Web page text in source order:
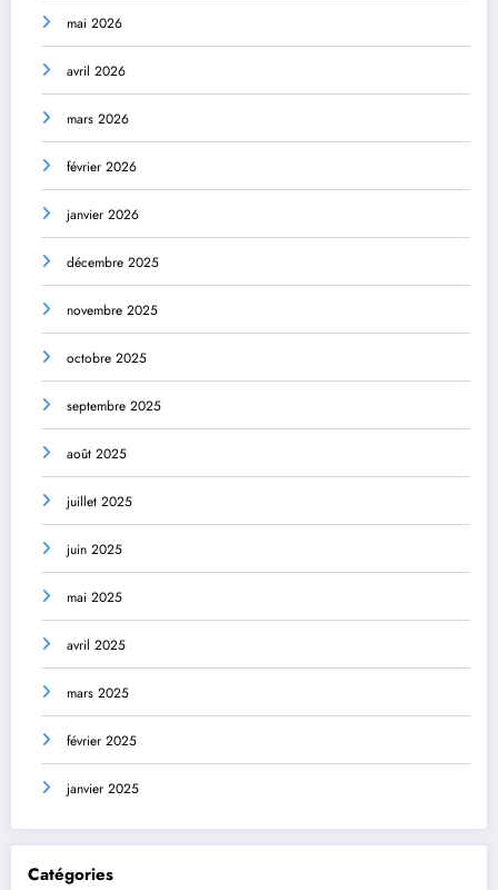
mai 2026
avril 2026
mars 2026
février 2026
janvier 2026
décembre 2025
novembre 2025
octobre 2025
septembre 2025
août 2025
juillet 2025
juin 2025
mai 2025
avril 2025
mars 2025
février 2025
janvier 2025
Catégories